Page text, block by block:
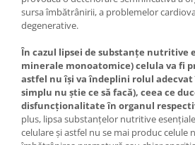
sursa îmbătrânirii, a problemelor
degenerative.
În cazul lipsei de substanțe nutritive
minerale monoatomice) celula va fi
astfel nu își va îndeplini rolul adecvat
simplu nu știe ce să facă), ceea ce
disfuncționalitate în organul
plus, lipsa substanțelor nutritive
celulare și astfel nu se mai produc celule